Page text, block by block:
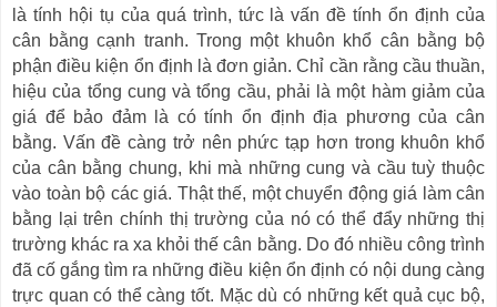
là tính hội tụ của quá trình, tức là vấn đề tính ổn định của
cân bằng cạnh tranh. Trong một khuôn khổ cân bằng bộ
phận điều kiện ổn định là đơn giản. Chỉ cần rằng cầu thuần,
hiệu của tổng cung và tổng cầu, phải là một hàm giảm của
giá để bảo đảm là có tính ổn định địa phương của cân
bằng. Vấn đề càng trở nên phức tạp hơn trong khuôn khổ
của cân bằng chung, khi mà những cung và cầu tuỳ thuộc
vào toàn bộ các giá. Thật thế, một chuyển động giá làm cân
bằng lại trên chính thị trường của nó có thể đẩy những thị
trường khác ra xa khỏi thế cân bằng. Do đó nhiều công trình
đã cố gắng tìm ra những điều kiện ổn định có nội dung càng
trực quan có thể càng tốt. Mặc dù có những kết quả cục bộ,